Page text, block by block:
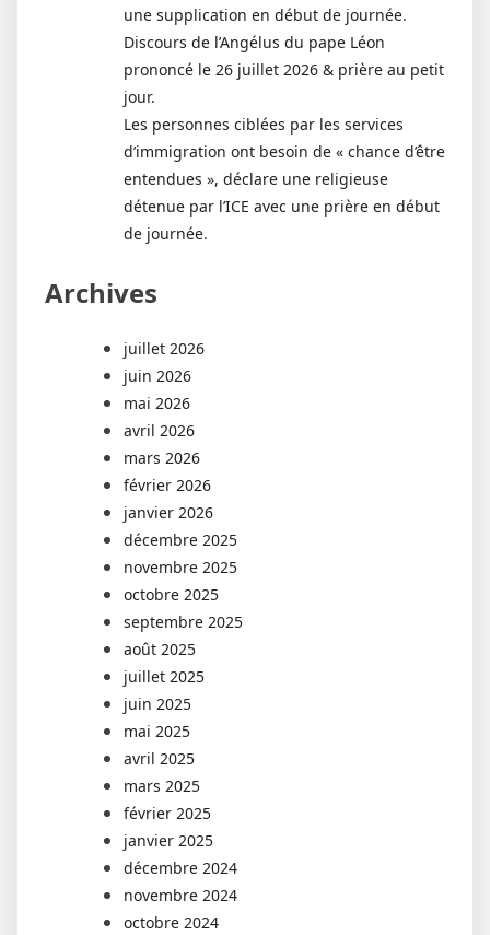
une supplication en début de journée.
Discours de l’Angélus du pape Léon
prononcé le 26 juillet 2026 & prière au petit
jour.
Les personnes ciblées par les services
d’immigration ont besoin de « chance d’être
entendues », déclare une religieuse
détenue par l’ICE avec une prière en début
de journée.
Archives
juillet 2026
juin 2026
mai 2026
avril 2026
mars 2026
février 2026
janvier 2026
décembre 2025
novembre 2025
octobre 2025
septembre 2025
août 2025
juillet 2025
juin 2025
mai 2025
avril 2025
mars 2025
février 2025
janvier 2025
décembre 2024
novembre 2024
octobre 2024